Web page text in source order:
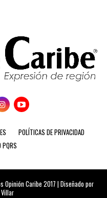
POLÍTICAS DE PRIVACIDAD
PQRS
Caribe 2017 | Diseñado por